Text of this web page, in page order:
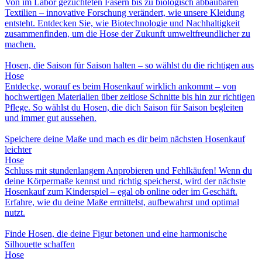
Textilien – innovative Forschung verändert, wie unsere Kleidung
entsteht. Entdecken Sie, wie Biotechnologie und Nachhaltigkeit
zusammenfinden, um die Hose der Zukunft umweltfreundlicher zu
machen.
Hosen, die Saison für Saison halten – so wählst du die richtigen aus
Hose
Entdecke, worauf es beim Hosenkauf wirklich ankommt – von
hochwertigen Materialien über zeitlose Schnitte bis hin zur richtigen
Pflege. So wählst du Hosen, die dich Saison für Saison begleiten
und immer gut aussehen.
Speichere deine Maße und mach es dir beim nächsten Hosenkauf
leichter
Hose
Schluss mit stundenlangem Anprobieren und Fehlkäufen! Wenn du
deine Körpermaße kennst und richtig speicherst, wird der nächste
Hosenkauf zum Kinderspiel – egal ob online oder im Geschäft.
Erfahre, wie du deine Maße ermittelst, aufbewahrst und optimal
nutzt.
Finde Hosen, die deine Figur betonen und eine harmonische
Silhouette schaffen
Hose